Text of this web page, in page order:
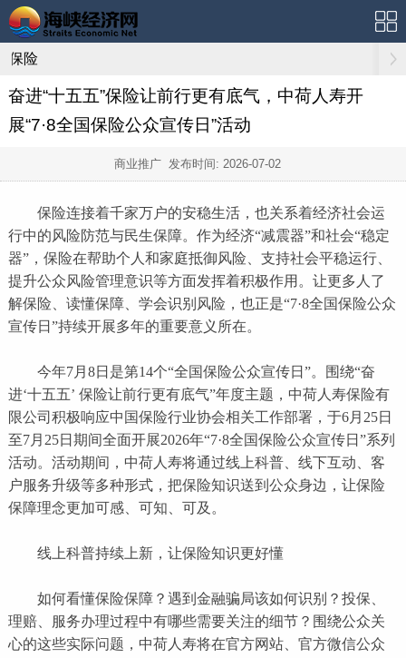
保险
奋进“十五五”保险让前行更有底气，中荷人寿开
展“7·8全国保险公众宣传日”活动
商业推广 发布时间: 2026-07-02
保险连接着千家万户的安稳生活，也关系着经济社会运
行中的风险防范与民生保障。作为经济“减震器”和社会“稳定
器”，保险在帮助个人和家庭抵御风险、支持社会平稳运行、
提升公众风险管理意识等方面发挥着积极作用。让更多人了
解保险、读懂保障、学会识别风险，也正是“7·8全国保险公众
宣传日”持续开展多年的重要意义所在。
今年7月8日是第14个“全国保险公众宣传日”。围绕“奋
进‘十五五’ 保险让前行更有底气”年度主题，中荷人寿保险有
限公司积极响应中国保险行业协会相关工作部署，于6月25日
至7月25日期间全面开展2026年“7·8全国保险公众宣传日”系列
活动。活动期间，中荷人寿将通过线上科普、线下互动、客
户服务升级等多种形式，把保险知识送到公众身边，让保险
保障理念更加可感、可知、可及。
线上科普持续上新，让保险知识更好懂
如何看懂保险保障？遇到金融骗局该如何识别？投保、
理赔、服务办理过程中有哪些需要关注的细节？围绕公众关
心的这些实际问题，中荷人寿将在官方网站、官方微信公众